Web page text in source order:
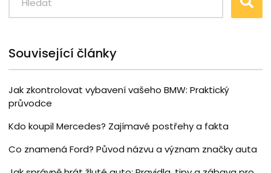
Související články
Jak zkontrolovat vybavení vašeho BMW: Praktický
průvodce
Kdo koupil Mercedes? Zajímavé postřehy a fakta
Co znamená Ford? Původ názvu a význam značky auta